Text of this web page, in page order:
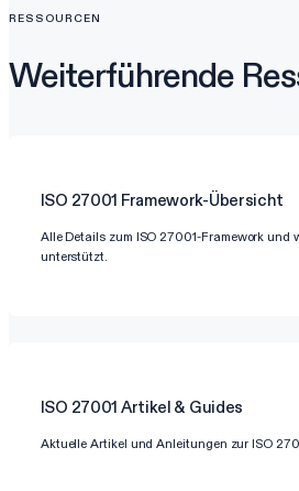
RESSOURCEN
Weiterführende
ISO 27001 Framework-Übersicht
Alle Details zum ISO 27001-Framework und
unterstützt.
ISO 27001 Artikel & Guides
Aktuelle Artikel und Anleitungen zur ISO